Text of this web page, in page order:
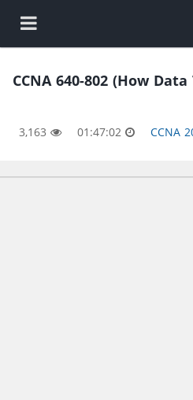
07-CCNA 640-802 (How
CCNA